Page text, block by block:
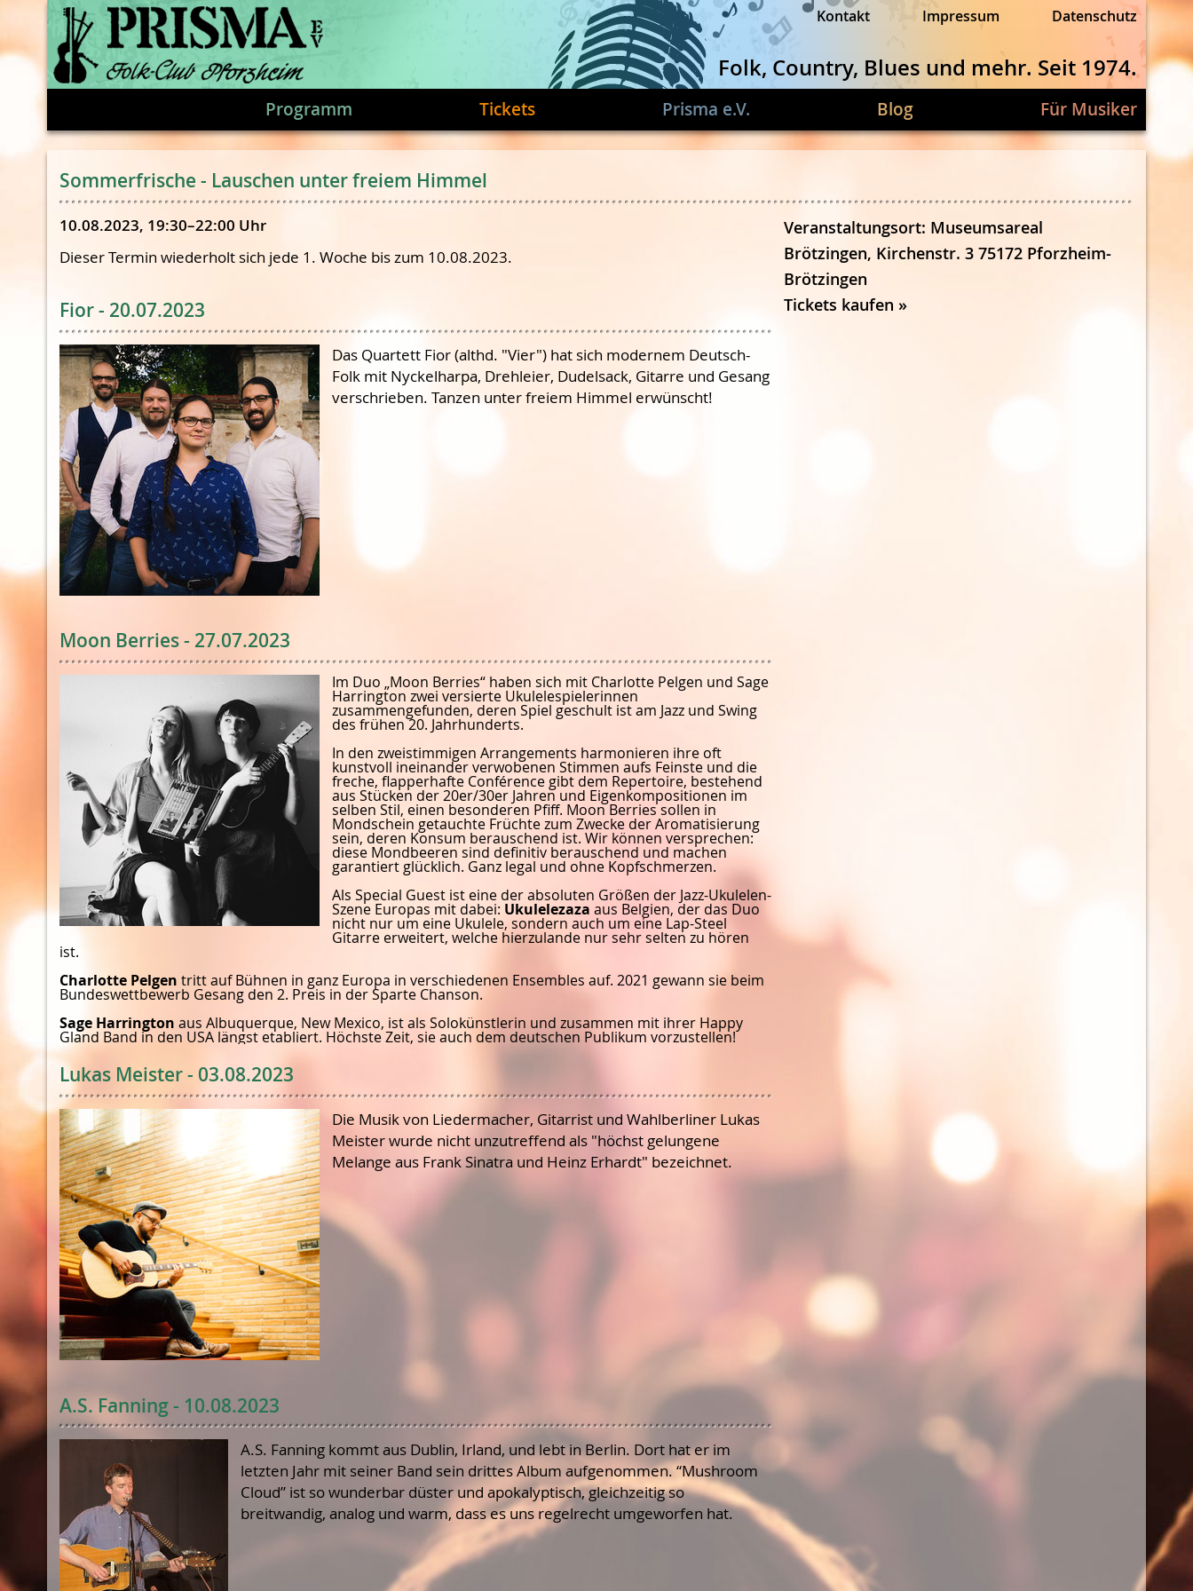
Folk, Country, Blues und mehr. Seit 1974.
Kontakt Impressum Datenschutz
Programm Tickets Prisma e.V. Blog Für Musiker
Sommerfrische - Lauschen unter freiem Himmel
10.08.2023, 19:30–22:00 Uhr
Dieser Termin wiederholt sich jede 1. Woche bis zum 10.08.2023.
Fior - 20.07.2023
Das Quartett Fior (althd. "Vier") hat sich modernem Deutsch-
Folk mit Nyckelharpa, Drehleier, Dudelsack, Gitarre und Gesang
verschrieben. Tanzen unter freiem Himmel erwünscht!
Moon Berries - 27.07.2023
Im Duo „Moon Berries“ haben sich mit Charlotte Pelgen und Sage
Harrington zwei versierte Ukulelespielerinnen
zusammengefunden, deren Spiel geschult ist am Jazz und Swing
des frühen 20. Jahrhunderts.
In den zweistimmigen Arrangements harmonieren ihre oft
kunstvoll ineinander verwobenen Stimmen aufs Feinste und die
freche, flapperhafte Conférence gibt dem Repertoire, bestehend
aus Stücken der 20er/30er Jahren und Eigenkompositionen im
selben Stil, einen besonderen Pfiff. Moon Berries sollen in
Mondschein getauchte Früchte zum Zwecke der Aromatisierung
sein, deren Konsum berauschend ist. Wir können versprechen:
diese Mondbeeren sind definitiv berauschend und machen
garantiert glücklich. Ganz legal und ohne Kopfschmerzen.
Als Special Guest ist eine der absoluten Größen der Jazz-Ukulelen-
Szene Europas mit dabei: Ukulelezaza aus Belgien, der das Duo
nicht nur um eine Ukulele, sondern auch um eine Lap-Steel
Gitarre erweitert, welche hierzulande nur sehr selten zu hören
ist.
Charlotte Pelgen tritt auf Bühnen in ganz Europa in verschiedenen Ensembles auf. 2021 gewann sie beim
Bundeswettbewerb Gesang den 2. Preis in der Sparte Chanson.
Sage Harrington aus Albuquerque, New Mexico, ist als Solokünstlerin und zusammen mit ihrer Happy
Gland Band in den USA längst etabliert. Höchste Zeit, sie auch dem deutschen Publikum vorzustellen!
Lukas Meister - 03.08.2023
Die Musik von Liedermacher, Gitarrist und Wahlberliner Lukas
Meister wurde nicht unzutreffend als "höchst gelungene
Melange aus Frank Sinatra und Heinz Erhardt" bezeichnet.
A.S. Fanning - 10.08.2023
A.S. Fanning kommt aus Dublin, Irland, und lebt in Berlin. Dort hat er im
letzten Jahr mit seiner Band sein drittes Album aufgenommen. “Mushroom
Cloud” ist so wunderbar düster und apokalyptisch, gleichzeitig so
breitwandig, analog und warm, dass es uns regelrecht umgeworfen hat.
Veranstaltungsort: Museumsareal
Brötzingen, Kirchenstr. 3 75172 Pforzheim-
Brötzingen
Tickets kaufen »